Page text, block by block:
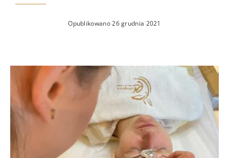
Opublikowano26 grudnia 2021